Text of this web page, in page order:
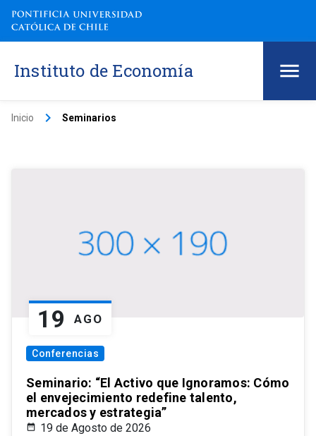
Instituto de Economía
Inicio keyboard_arrow_right Seminarios
19 AGO
Conferencias
Seminario: “El Activo que Ignoramos: Cómo
el envejecimiento redefine talento,
mercados y estrategia”
19 de Agosto de 2026